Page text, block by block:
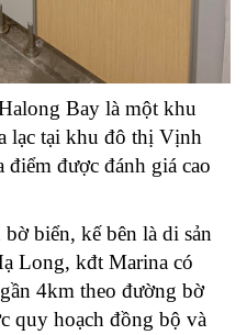
Bay là một khu
lạc tại khu đô thị Vịnh
được đánh giá cao
biển, kế bên là di sản
Long, kđt Marina có
4km theo đường bờ
quy hoạch đồng bộ và